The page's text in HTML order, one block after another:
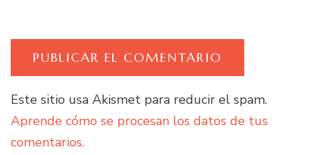
Este sitio usa Akismet para reducir el spam.
Aprende cómo se procesan los datos de tus
comentarios.